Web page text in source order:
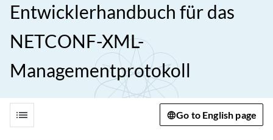
Entwicklerhandbuch für das
NETCONF-XML-
Managementprotokoll
list Go to English page